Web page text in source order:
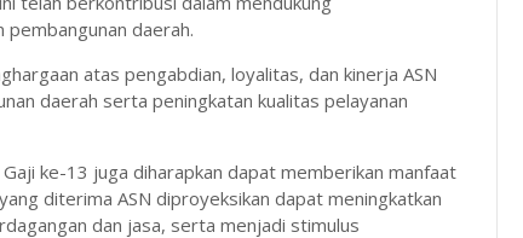
daerah.
atas pengabdian, loyalitas, dan kinerja ASN
daerah serta peningkatan kualitas pelayanan
ke-13 juga diharapkan dapat memberikan manfaat
diterima ASN diproyeksikan dapat meningkatkan
dan jasa, serta menjadi stimulus